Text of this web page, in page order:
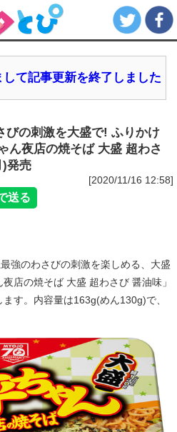
て記事更新を終了しました
びの刺激を大盛で! ふりかけ
ん夜店の焼そば 大盛 超わさ
)発売
[2020/11/16 12:58]
強のわさびの刺激を楽しめる、大盛
店の焼そば 大盛 超わさび 醤油味」
す。内容量は163g(めん130g)で、